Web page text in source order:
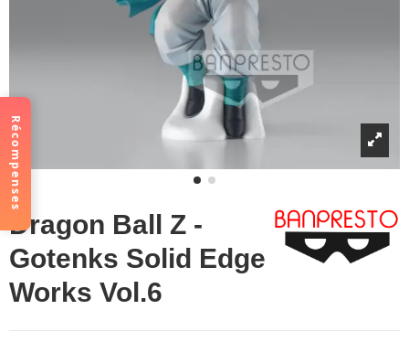
Dragon Ball Z -
Gotenks Solid Edge
Works Vol.6
Récompenses